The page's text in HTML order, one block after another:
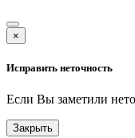
×
Исправить неточность
Если Вы заметили
Закрыть